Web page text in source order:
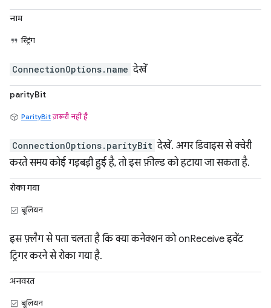
नाम
स्ट्रिंग
ConnectionOptions.name देखें
parityBit
ParityBit ज़रूरी नहीं है
ConnectionOptions.parityBit देखें. अगर डिवाइस से क्वेरी
करते समय कोई गड़बड़ी हुई है, तो इस फ़ील्ड को हटाया जा सकता है.
रोका गया
बूलियन
इस फ़्लैग से पता चलता है कि क्या कनेक्शन को onReceive इवेंट
ट्रिगर करने से रोका गया है.
अनवरत
बूलियन